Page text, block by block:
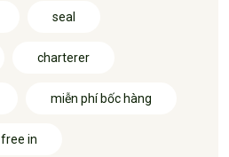
seal
charterer
miễn phí bốc hàng
free in